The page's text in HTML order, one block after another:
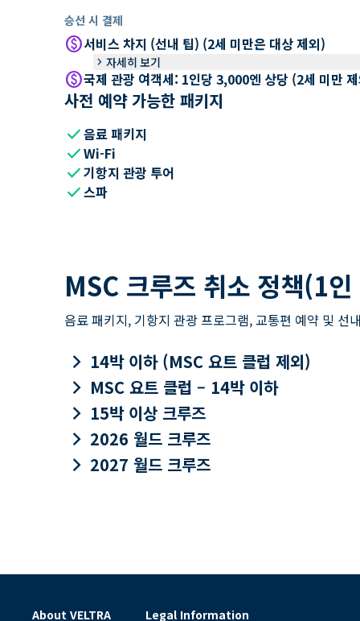
승선 시 결제
paid서비스 차지 (선내 팁) (2세 미만은 대상 제외)
keyboard_arrow_right 자세히 보기
paid국제 관광 여객세: 1인당 3,000엔 상당 (2세 미만
사전 예약 가능한 패키지
check음료 패키지
checkWi-Fi
check기항지 관광 투어
check스파
MSC 크루즈 취소 정책(1인
음료 패키지, 기항지 관광 프로그램, 교통편 예약 및 선
keyboard_arrow_right 14박 이하 (MSC 요트 클럽 제외)
keyboard_arrow_right MSC 요트 클럽 – 14박 이하
keyboard_arrow_right 15박 이상 크루즈
keyboard_arrow_right 2026 월드 크루즈
keyboard_arrow_right 2027 월드 크루즈
About VELTRA Legal Information